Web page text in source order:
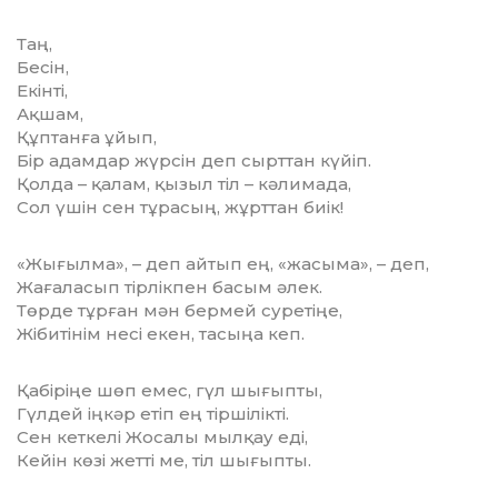
Таң,
Бесін,
Екінті,
Ақшам,
Құптанға ұйып,
Бір адамдар жүрсін деп сырттан күйіп.
Қолда – қалам, қызыл тіл – кәлимада,
Сол үшін сен тұрасың, жұрттан биік!
«Жығылма», – деп айтып ең, «жасыма», – деп,
Жағаласып тірлікпен басым әлек.
Төрде тұрған мән бермей суретіңе,
Жібитінім несі екен, тасыңа кеп.
Қабіріңе шөп емес, гүл шығыпты,
Гүлдей іңкәр етіп ең тіршілікті.
Сен кеткелі Жосалы мылқау еді,
Кейін көзі жетті ме, тіл шығыпты.